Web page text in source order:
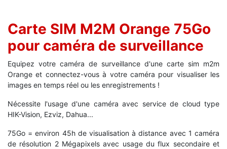
Carte SIM M2M Orange 75Go
pour caméra de surveillance
Equipez votre caméra de surveillance d'une carte sim m2m
Orange et connectez-vous à votre caméra pour visualiser les
images en temps réel ou les enregistrements !
Nécessite l'usage d'une caméra avec service de cloud type
HIK-Vision, Ezviz, Dahua...
75Go = environ 45h de visualisation à distance avec 1 caméra
de résolution 2 Mégapixels avec usage du flux secondaire et